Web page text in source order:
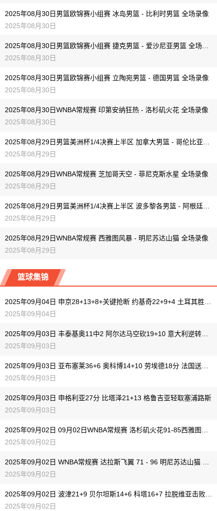
2025年08月30日男篮欧锦赛小组赛 冰岛男篮 - 比利时男篮 全场录像
2025年08月30日
2025年08月30日
2025年08月30日男篮欧锦赛小组赛 立陶宛男篮 - 德国男篮 全场录像
2025年08月30日
2025年08月30日WNBA常规赛 印第安纳狂热 - 洛杉矶火花 全场录像
2025年08月30日
2025年08月29日
2025年08月29日WNBA常规赛 芝加哥天空 - 菲尼克斯水星 全场录像
2025年08月29日
2025年08月29日
2025年08月29日WNBA常规赛 西雅图风暴 - 明尼苏达山猫 全场录像
2025年08月29日
篮球集锦
2025年09月04日
2025年09月03日
2025年09月03日
2025年09月03日 申格利亚27分 比塔泽21+13 格鲁吉亚轻取塞浦路斯
2025年09月03日
2025年09月02日
2025年09月02日
2025年09月02日